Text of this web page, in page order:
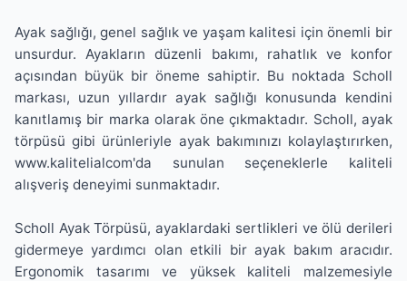
Ayak sağlığı, genel sağlık ve yaşam kalitesi için önemli bir
unsurdur. Ayakların düzenli bakımı, rahatlık ve konfor
açısından büyük bir öneme sahiptir. Bu noktada Scholl
markası, uzun yıllardır ayak sağlığı konusunda kendini
kanıtlamış bir marka olarak öne çıkmaktadır. Scholl, ayak
törpüsü gibi ürünleriyle ayak bakımınızı kolaylaştırırken,
www.kalitelialcom'da sunulan seçeneklerle kaliteli
alışveriş deneyimi sunmaktadır.
Scholl Ayak Törpüsü, ayaklardaki sertlikleri ve ölü derileri
gidermeye yardımcı olan etkili bir ayak bakım aracıdır.
Ergonomik tasarımı ve yüksek kaliteli malzemesiyle